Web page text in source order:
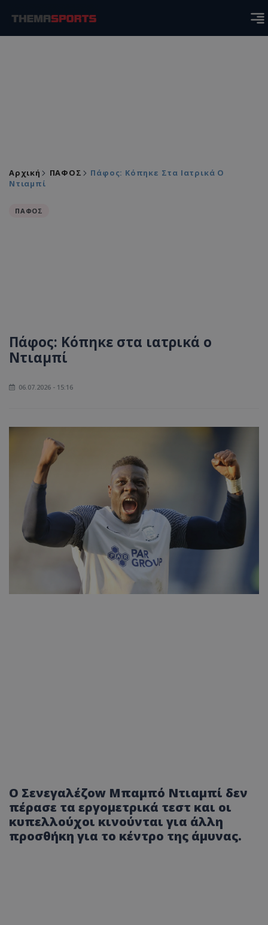
Αρχική ΠΑΦΟΣ
Πάφος: Κόπηκε Στα Ιατρικά Ο
Ντιαμπί
ΠΑΦΟΣ
Πάφος: Κόπηκε στα ιατρικά ο
Ντιαμπί
06.07.2026 - 15:16
O Σενεγαλέζοw Μπαμπό Ντιαμπί δεν
πέρασε τα εργομετρικά τεστ και οι
κυπελλούχοι κινούνται για άλλη
προσθήκη για το κέντρο της άμυνας.